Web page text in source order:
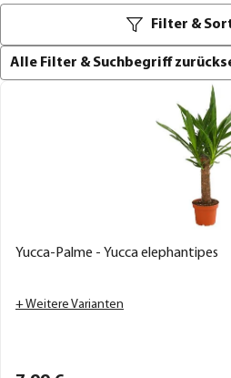
Filter &
Alle Filter & Suchbegriff
Yucca-Palme - Yucca elephantipes
+ Weitere Varianten